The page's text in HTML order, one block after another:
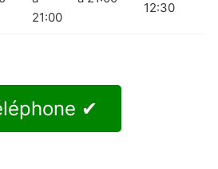
21:00
12:30
✔